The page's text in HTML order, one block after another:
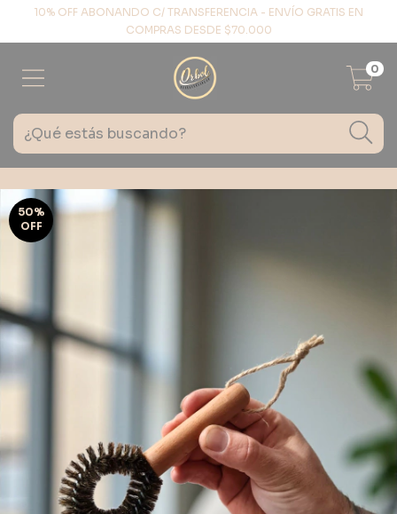
10% OFF ABONANDO C/ TRANSFERENCIA - ENVÍO GRATIS EN
COMPRAS DESDE $70.000
0
50%
OFF